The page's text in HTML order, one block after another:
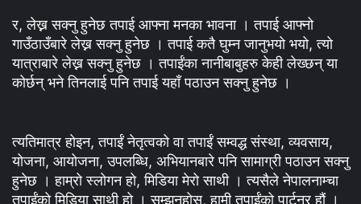
र, लेख्न सक्नु हुनेछ तपाई आफ्ना मनका भावना । तपाई आफ्नो
गाउँठाउँबारे लेख्न सक्नु हुनेछ । तपाई कतै घुम्न जानुभयो भयो, त्यो
यात्राबारे लेख्न सक्नु हुनेछ । तपाईंका नानीबाबुहरु केही लेख्छन् या
कोर्छन् भने तिनलाई पनि तपाई यहाँ पठाउन सक्नु हुनेछ ।
त्यतिमात्र होइन, तपाईं नेतृत्वको वा तपाईं सम्वद्ध संस्था, व्यवसाय,
योजना, आयोजना, उपलब्धि, अभियानबारे पनि सामाग्री पठाउन सक्नु
हुनेछ । हाम्रो स्लोगन हो, मिडिया मेरो साथी । त्यसैले नेपालनाम्चा
तपाईंको मिडिया साथी हो । सम्झनुहोस्, हामी तपाईंको पार्टनर हौं ।